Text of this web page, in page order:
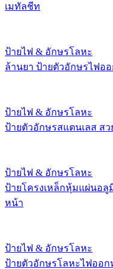
เมทัลชีท
ป้ายไฟ & อักษรโลหะ
ล้านยา ป้ายตัวอักษรไฟอ
ป้ายไฟ & อักษรโลหะ
ป้ายตัวอักษรสแตนเลส สว
ป้ายไฟ & อักษรโลหะ
ป้ายโครงเหล็กหุ้มแผ่นอ
หน้า
ป้ายไฟ & อักษรโลหะ
ป้ายตัวอักษรโลหะไฟออก